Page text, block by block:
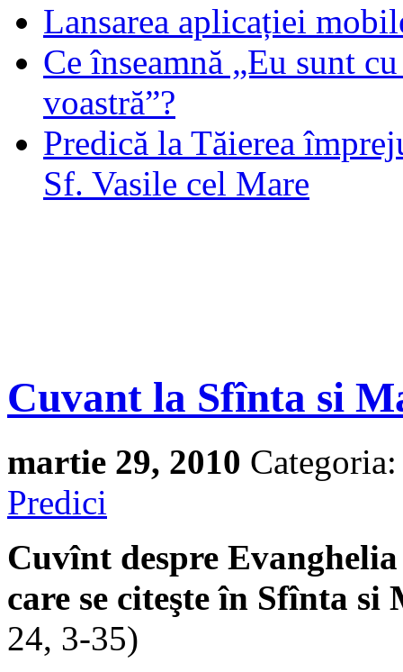
Lansarea aplicației
Ce înseamnă „Eu sunt
voastră”?
Predică la Tăierea
Sf. Vasile cel Mare
Cuvant la Sfînta si
martie 29, 2010 Categoria:
Predici
Cuvînt despre
care se citeşte în Sfînta
24, 3-35)